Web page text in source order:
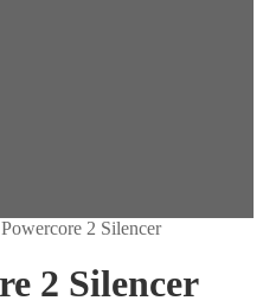
2 Silencer
2 Silencer